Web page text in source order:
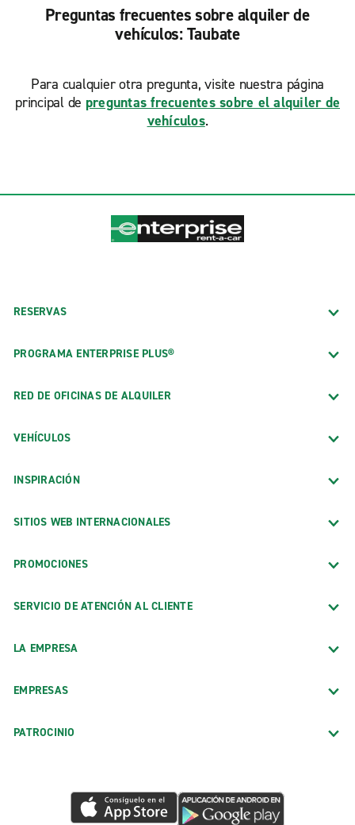
Preguntas frecuentes sobre alquiler de
vehículos: Taubate
Para cualquier otra pregunta, visite nuestra página
principal de preguntas frecuentes sobre el alquiler de
vehículos.
RESERVAS
PROGRAMA ENTERPRISE PLUS®
RED DE OFICINAS DE ALQUILER
VEHÍCULOS
INSPIRACIÓN
SITIOS WEB INTERNACIONALES
PROMOCIONES
SERVICIO DE ATENCIÓN AL CLIENTE
LA EMPRESA
EMPRESAS
PATROCINIO